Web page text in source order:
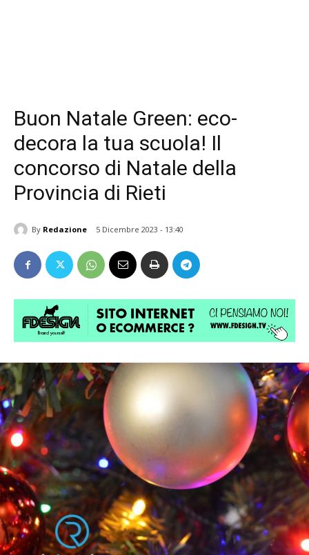
Buon Natale Green: eco-
decora la tua scuola! Il
concorso di Natale della
Provincia di Rieti
By Redazione 5 Dicembre 2023 - 13:40